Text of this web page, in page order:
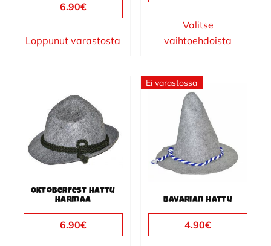
6.90€
Loppunut varastosta
Valitse
vaihtoehdoista
Oktoberfest hattu
harmaa
6.90€
Ei varastossa
Bavarian hattu
4.90€